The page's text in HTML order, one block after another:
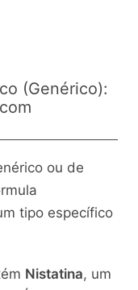
(Genérico):
ou de
tipo específico
Nistatina, um